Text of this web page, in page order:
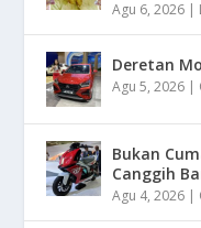
Agu 6, 2026 |
Deretan
Agu 5, 2026 |
Bukan
Canggih
Agu 4, 2026 |